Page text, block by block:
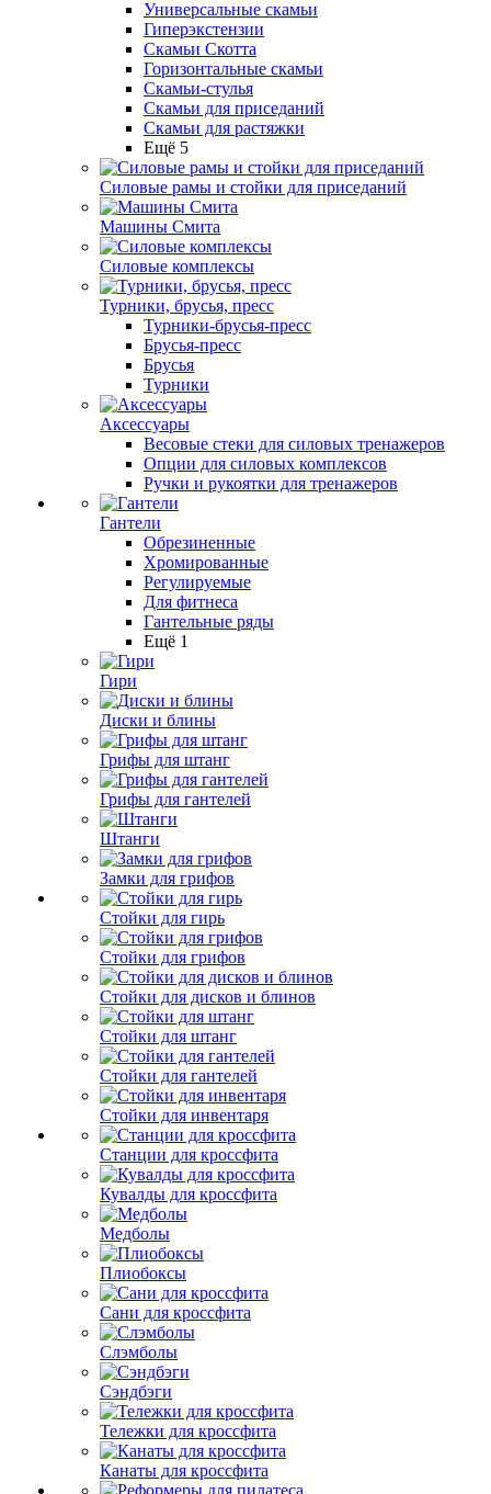
Универсальные скамьи
Гиперэкстензии
Скамьи Скотта
Горизонтальные скамьи
Скамьи-стулья
Скамьи для приседаний
Скамьи для растяжки
Ещё 5
Силовые рамы и стойки для приседаний
Машины Смита
Силовые комплексы
Турники, брусья, пресс
Турники-брусья-пресс
Брусья-пресс
Брусья
Турники
Аксессуары
Весовые стеки для силовых тренажеров
Опции для силовых комплексов
Ручки и рукоятки для тренажеров
Гантели
Обрезиненные
Хромированные
Регулируемые
Для фитнеса
Гантельные ряды
Ещё 1
Гири
Диски и блины
Грифы для штанг
Грифы для гантелей
Штанги
Замки для грифов
Стойки для гирь
Стойки для грифов
Стойки для дисков и блинов
Стойки для штанг
Стойки для гантелей
Стойки для инвентаря
Станции для кроссфита
Кувалды для кроссфита
Медболы
Плиобоксы
Сани для кроссфита
Слэмболы
Сэндбэги
Тележки для кроссфита
Канаты для кроссфита